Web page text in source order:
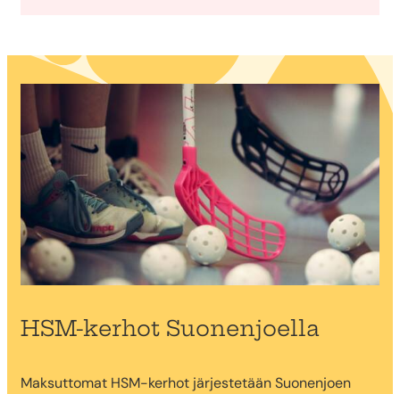
HSM-kerhot Suonenjoella
Maksuttomat HSM-kerhot järjestetään Suonenjoen